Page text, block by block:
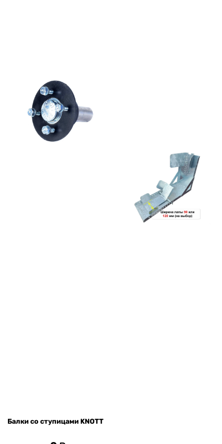
Балки со ступицами KNOTT